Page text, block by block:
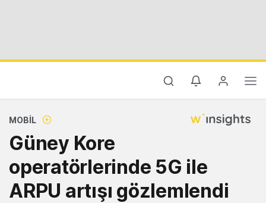
MOBIL
Güney Kore
operatörlerinde 5G ile
ARPU artışı gözlemlendi